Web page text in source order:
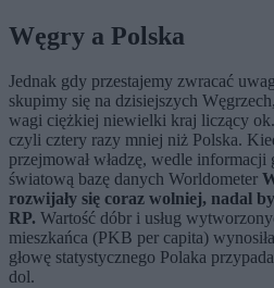
Węgry a Polska
Jednak gdy przestajemy zwracać
skupimy się na dzisiejszych
wagi ciężkiej niewielki kraj liczący
czyli cztery razy mniej niż Polska.
przejmował władzę, wedle
światową bazę danych Worldometer
rozwijały się coraz wolniej, nadal
RP. Wartość dóbr i usług
mieszkańca (PKB per capita)
głowę statystycznego Polaka
dol.